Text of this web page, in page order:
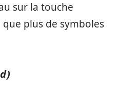
sur la touche
que plus de symboles